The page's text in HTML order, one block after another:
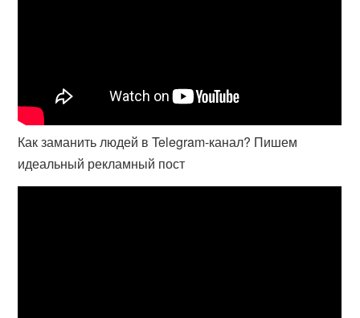
Как заманить людей в Telegram-канал? Пишем
идеальный рекламный пост